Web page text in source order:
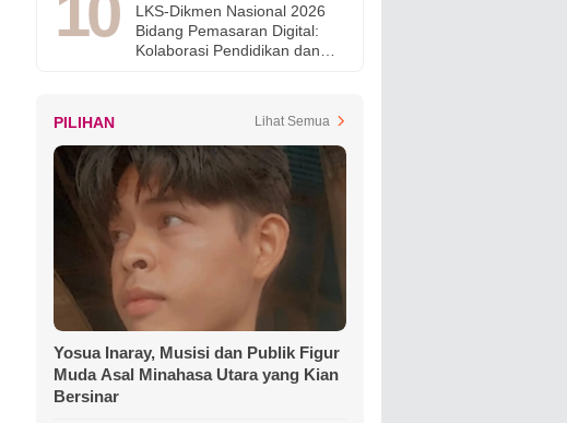
LKS-Dikmen Nasional 2026
Bidang Pemasaran Digital:
Kolaborasi Pendidikan dan
PILIHAN
Lihat Semua
Yosua Inaray, Musisi dan Publik Figur
Muda Asal Minahasa Utara yang Kian
Bersinar